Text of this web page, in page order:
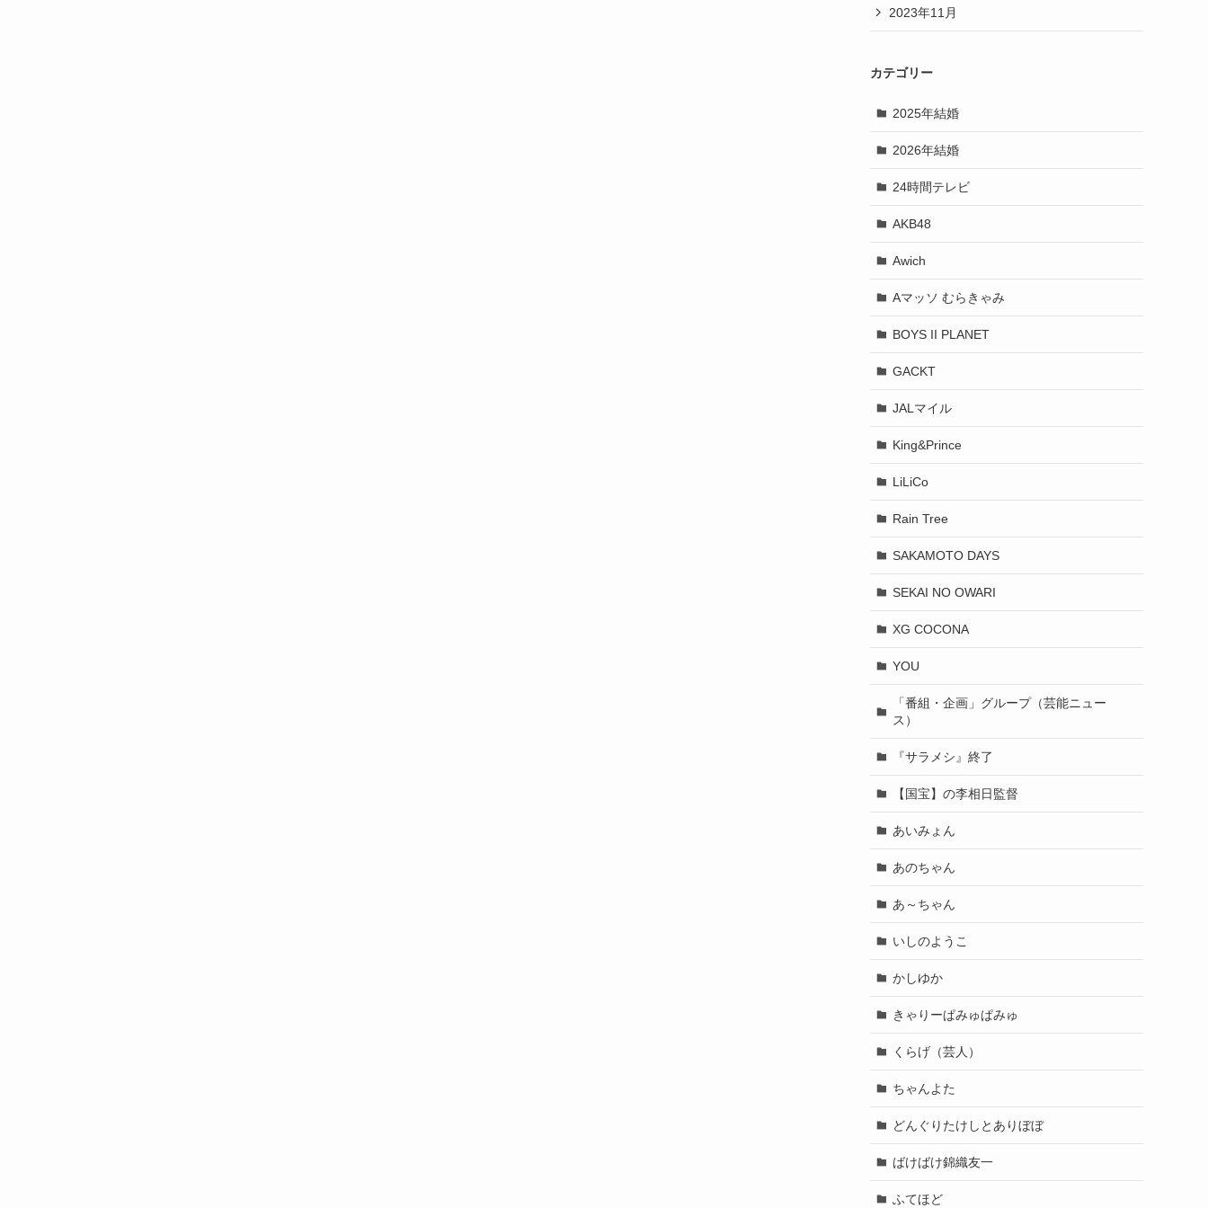
2023年11月
カテゴリー
2025年結婚
2026年結婚
24時間テレビ
AKB48
Awich
Aマッソ むらきゃみ
BOYS II PLANET
GACKT
JALマイル
King&Prince
LiLiCo
Rain Tree
SAKAMOTO DAYS
SEKAI NO OWARI
XG COCONA
YOU
「番組・企画」グループ（芸能ニュー
ス）
『サラメシ』終了
【国宝】の李相日監督
あいみょん
あのちゃん
あ～ちゃん
いしのようこ
かしゆか
きゃりーぱみゅぱみゅ
くらげ（芸人）
ちゃんよた
どんぐりたけしとありぼぼ
ばけばけ錦織友一
ふてほど